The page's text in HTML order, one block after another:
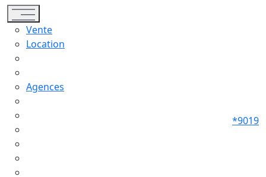
Toggle navigation
Vente
Location
Agences
*9019